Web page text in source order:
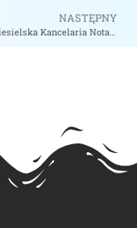
NASTĘPNY
Monika Ciesielska Kancelaria Notarialna – Notariusz Warszawa